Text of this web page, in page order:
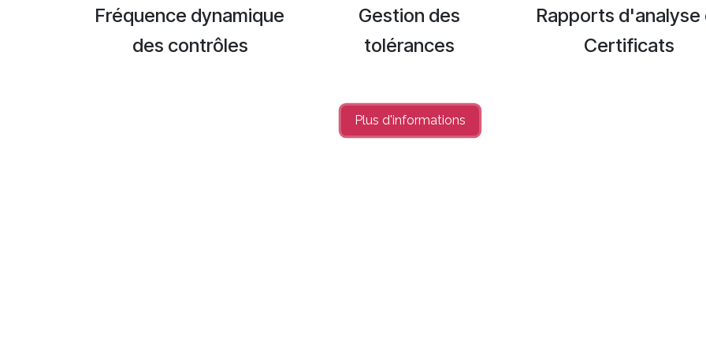
Fréquence dynamique
des contrôles
Gestion des
tolérances
Rapports d'analyse
Certificats
Plus d'info​​rmations